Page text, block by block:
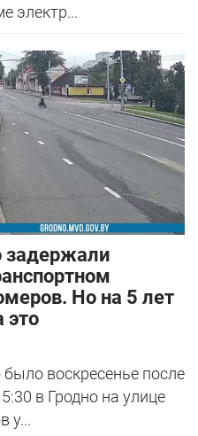
электр...
задержали
Но на 5 лет
это
воскресенье после
в Гродно на улице
у...